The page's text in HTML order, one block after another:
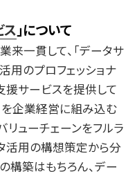
ス」について
来一貫して、「データサ
用のプロフェッショナ
援サービスを提供して
を企業経営に組み込む
ューチェーンをフルラ
活用の構想策定から分
構築はもちろん、デー